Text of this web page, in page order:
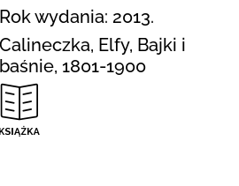
Rok wydania: 2013.
Calineczka, Elfy, Bajki i
baśnie, 1801-1900